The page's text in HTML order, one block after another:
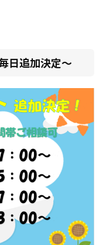
日追加決定～